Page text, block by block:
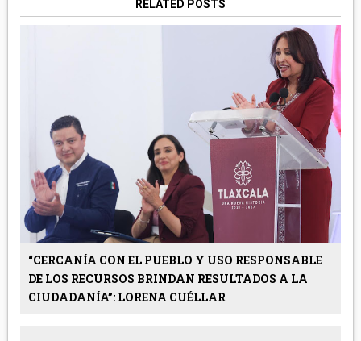
RELATED POSTS
“CERCANÍA CON EL PUEBLO Y USO RESPONSABLE
DE LOS RECURSOS BRINDAN RESULTADOS A LA
CIUDADANÍA”: LORENA CUÉLLAR